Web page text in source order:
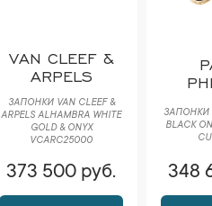
VAN CLEEF &
ARPELS
ЗАПОНКИ VAN CLEEF &
ARPELS ALHAMBRA WHITE
GOLD & ONYX
VCARC25000
373 500 руб.
ЗАПОНКИ
BLACK
348